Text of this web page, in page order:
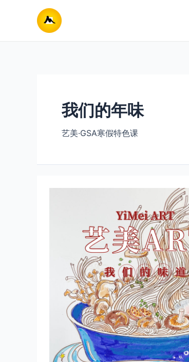
我们的年味
艺美·GSA寒假特色课